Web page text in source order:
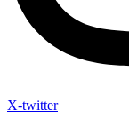
X-twitter